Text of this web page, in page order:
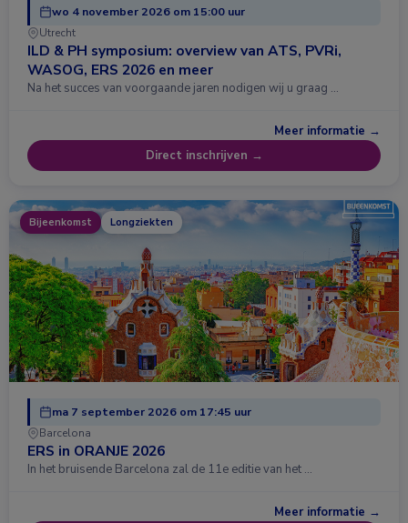
wo 4 november 2026 om 15:00 uur
Utrecht
ILD & PH symposium: overview van ATS, PVRi,
WASOG, ERS 2026 en meer
Na het succes van voorgaande jaren nodigen wij u graag …
Meer informatie →
Direct inschrijven →
Bijeenkomst Longziekten
ma 7 september 2026 om 17:45 uur
Barcelona
ERS in ORANJE 2026
In het bruisende Barcelona zal de 11e editie van het …
Meer informatie →